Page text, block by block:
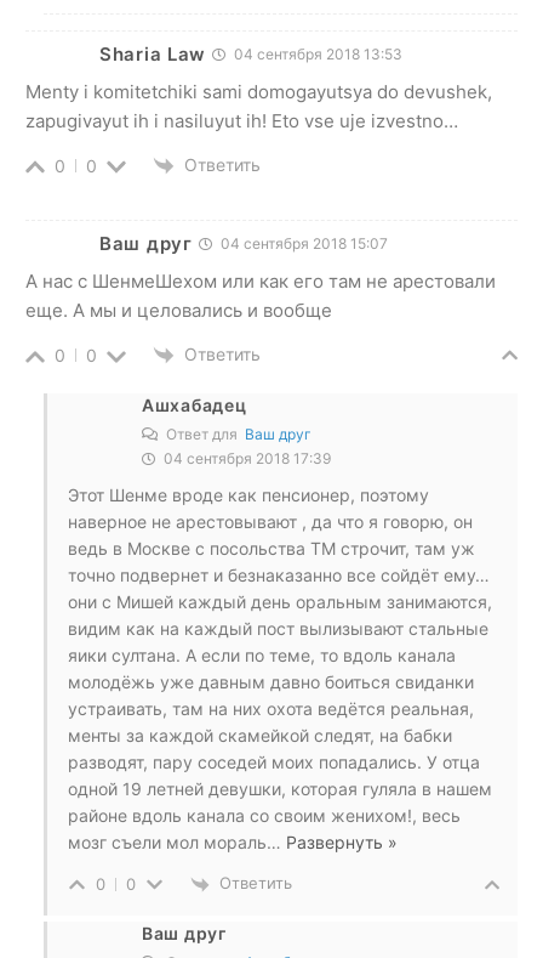
Sharia Law 04 сентября 2018 13:53
Menty i komitetchiki sami domogayutsya do devushek,
zapugivayut ih i nasiluyut ih! Eto vse uje izvestno…
0 0 Ответить
Ваш друг 04 сентября 2018 15:07
А нас с ШенмеШехом или как его там не арестовали
еще. А мы и целовались и вообще
0 0 Ответить
Ашхабадец
Ответ для Ваш друг
04 сентября 2018 17:39
Этот Шенме вроде как пенсионер, поэтому
наверное не арестовывают , да что я говорю, он
ведь в Москве с посольства ТМ строчит, там уж
точно подвернет и безнаказанно все сойдёт ему…
они с Мишей каждый день оральным занимаются,
видим как на каждый пост вылизывают стальные
яики султана. А если по теме, то вдоль канала
молодёжь уже давным давно боиться свиданки
устраивать, там на них охота ведётся реальная,
менты за каждой скамейкой следят, на бабки
разводят, пару соседей моих попадались. У отца
одной 19 летней девушки, которая гуляла в нашем
районе вдоль канала со своим женихом!, весь
мозг съели мол мораль… Развернуть »
0 0 Ответить
Ваш друг